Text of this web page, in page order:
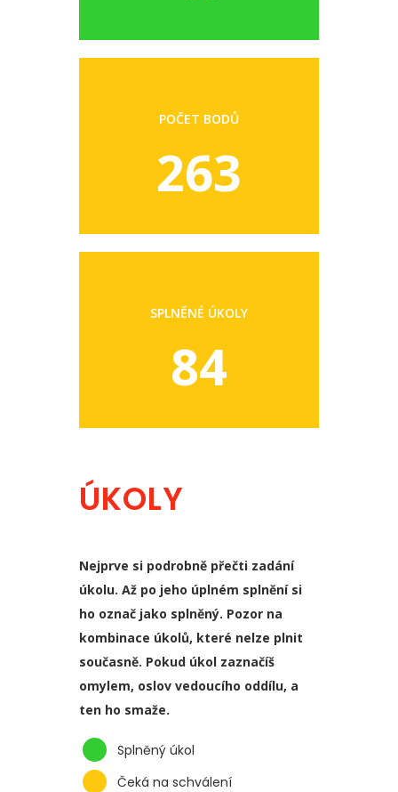
POČET BODŮ
263
SPLNĚNÉ ÚKOLY
84
ÚKOLY
Nejprve si podrobně přečti zadání
úkolu. Až po jeho úplném splnění si
ho označ jako splněný. Pozor na
kombinace úkolů, které nelze plnit
současně. Pokud úkol zaznačíš
omylem, oslov vedoucího oddílu, a
ten ho smaže.
Splněný úkol
Čeká na schválení